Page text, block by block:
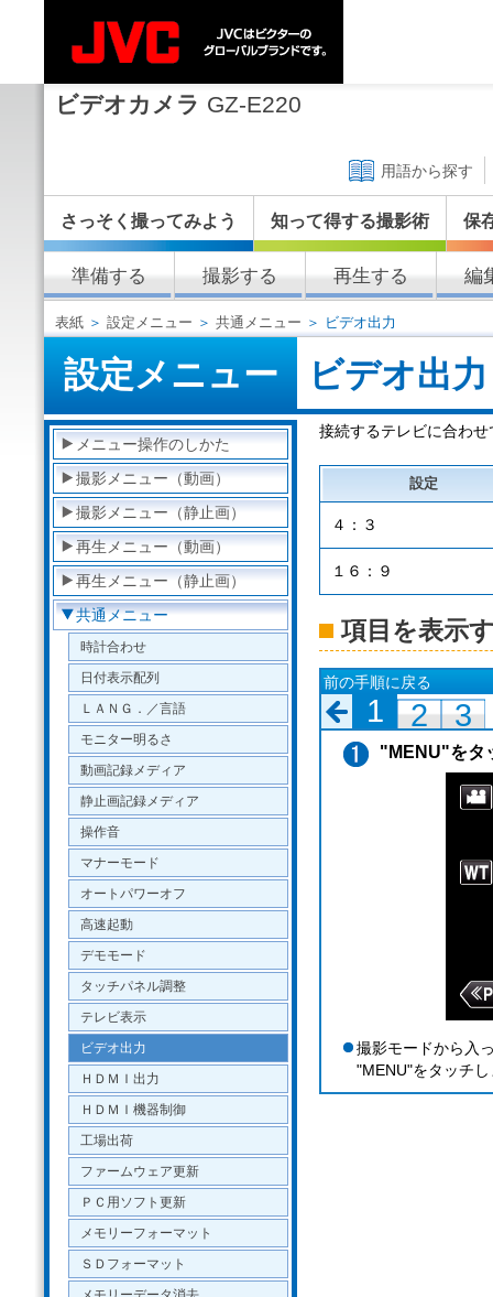
ビデオカメラ GZ-E220
用語から探す
さっそく撮ってみよう 知って得する撮影術 保
準備する 撮影する 再生する 編
表紙 ＞ 設定メニュー ＞ 共通メニュー ＞ ビデオ出力
設定メニュー ビデオ出力
メニュー操作のしかた
撮影メニュー（動画）
撮影メニュー（静止画）
再生メニュー（動画）
再生メニュー（静止画）
共通メニュー
時計合わせ
日付表示配列
ＬＡＮＧ．／言語
モニター明るさ
動画記録メディア
静止画記録メディア
操作音
マナーモード
オートパワーオフ
高速起動
デモモード
タッチパネル調整
テレビ表示
ビデオ出力
ＨＤＭＩ出力
ＨＤＭＩ機器制御
工場出荷
ファームウェア更新
ＰＣ用ソフト更新
メモリーフォーマット
ＳＤフォーマット
接続するテレビに合わ
設定
４：３
１６：９
項目を表示
前の手順に戻る
1 2 3
"MENU"をタ
撮影モードから入
"MENU"をタッチ